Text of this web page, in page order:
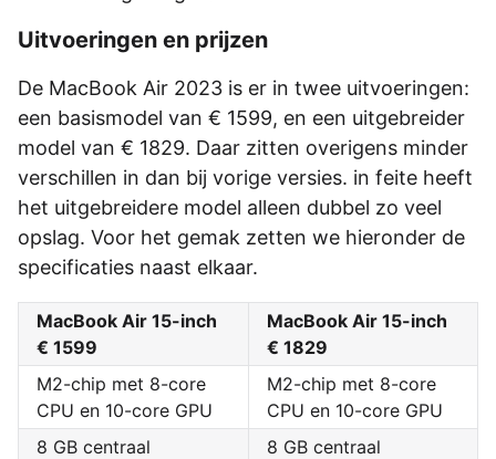
Uitvoeringen en prijzen
De MacBook Air 2023 is er in twee uitvoeringen:
een basismodel van € 1599, en een uitgebreider
model van € 1829. Daar zitten overigens minder
verschillen in dan bij vorige versies. in feite heeft
het uitgebreidere model alleen dubbel zo veel
opslag. Voor het gemak zetten we hieronder de
specificaties naast elkaar.
MacBook Air 15-inch
€ 1599
MacBook Air 15-inch
€ 1829
M2-chip met 8-core
CPU en 10-core GPU
M2-chip met 8-core
CPU en 10-core GPU
8 GB centraal
8 GB centraal